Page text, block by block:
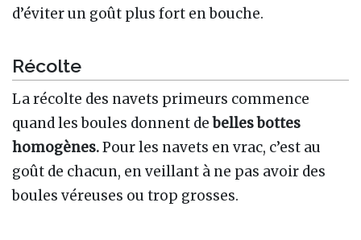
d’éviter un goût plus fort en bouche.
Récolte
La récolte des navets primeurs commence
quand les boules donnent debelles bottes
homogènes.Pour les navets en vrac, c’est au
goût de chacun, en veillant à ne pas avoir des
boules véreuses ou trop grosses.